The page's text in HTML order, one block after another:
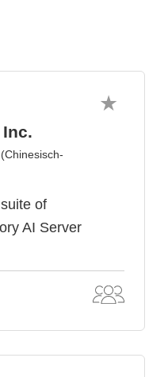
of
AI Server